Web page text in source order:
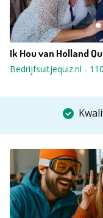
Ik Hou van Holland
Bedrijfsuitjequiz.nl -